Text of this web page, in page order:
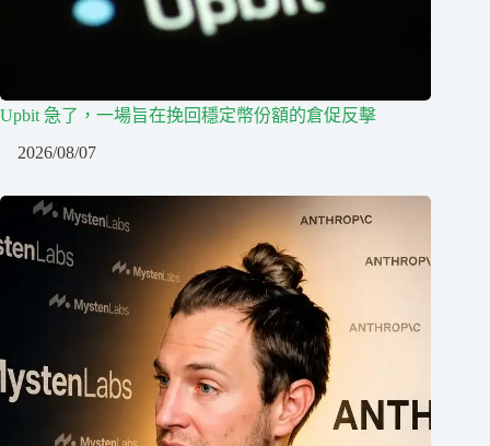
Upbit 急了，一場旨在挽回穩定幣份額的倉促反擊
2026/08/07